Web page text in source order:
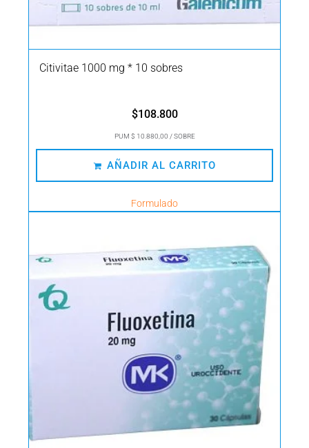
Citivitae 1000 mg * 10 sobres
$108.800
PUM $ 10.880,00 / SOBRE
AÑADIR AL CARRITO
Formulado